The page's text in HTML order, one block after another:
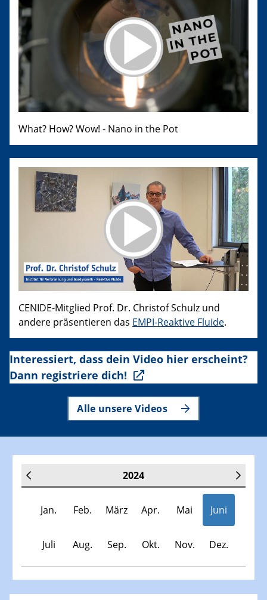
What? How? Wow! - Nano in the Pot
CENIDE-Mitglied Prof. Dr. Christof Schulz und
andere präsentieren das EMPI-Reaktive Fluide.
Interessiert, dass dein Video hier erscheint?
Dann registriere dich!
Alle unsere Videos
2024
Jan. Feb. März Apr. Mai Juni
Juli Aug. Sep. Okt. Nov. Dez.